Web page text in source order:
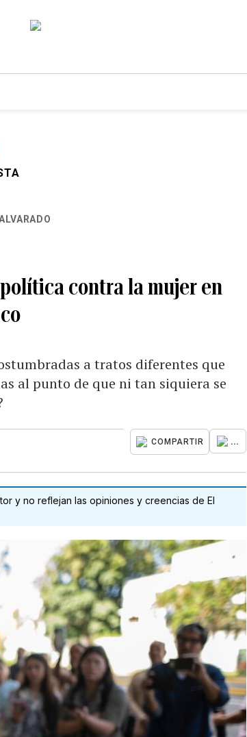
contra la mujer en
a tratos diferentes que
al punto de que ni tan siquiera se
COMPARTIR ...
y no reflejan las opiniones y creencias de El